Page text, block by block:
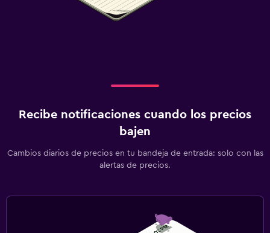
Recibe notificaciones cuando los precios
bajen
Cambios diarios de precios en tu bandeja de entrada: solo con las
alertas de precios.